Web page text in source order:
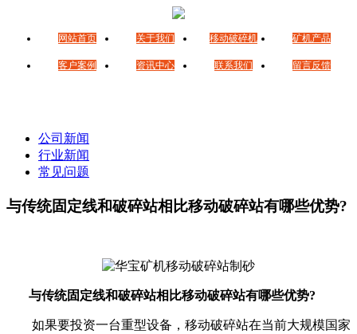
网站首页 关于我们 移动破碎机 矿机产品
客户案例 资讯中心 联系我们 留言反馈
公司新闻
行业新闻
常见问题
与传统固定线和破碎站相比移动破碎站有哪些优势?
与传统固定线和破碎站相比移动破碎站有哪些优势?
如果要投资一台重型设备，移动破碎站在当前大规模国家